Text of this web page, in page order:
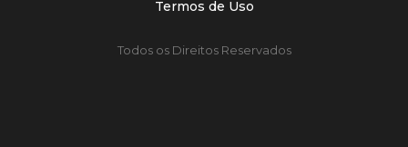
Termos de Uso
Todos os Direitos Reservados